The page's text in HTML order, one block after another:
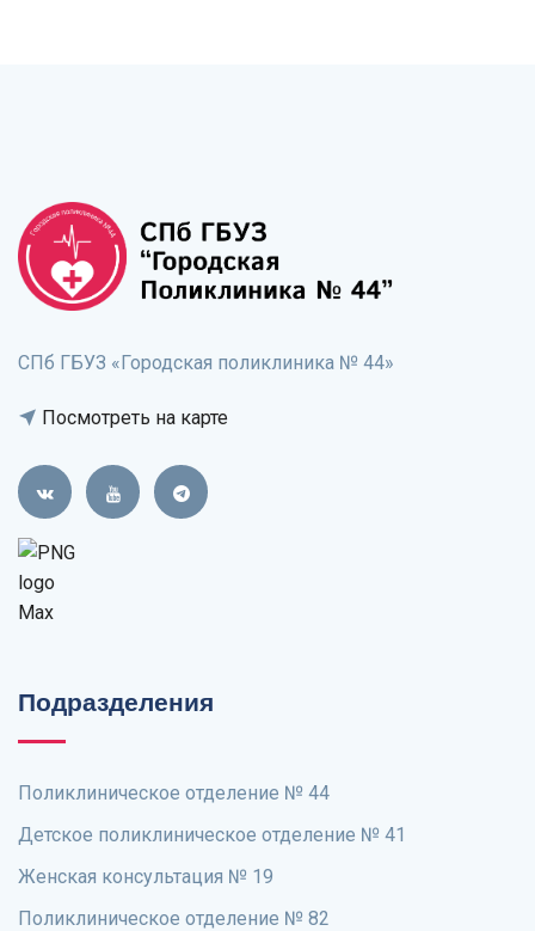
СПб ГБУЗ «Городская поликлиника № 44»
Посмотреть на карте
Подразделения
Поликлиническое отделение № 44
Детское поликлиническое отделение № 41
Женская консультация № 19
Поликлиническое отделение № 82